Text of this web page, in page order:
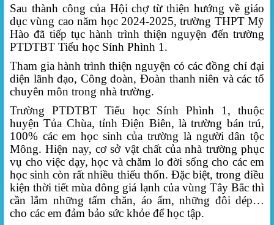
Sau thành công của Hội chợ từ thiện hướng về giáo
dục vùng cao năm học 2024-2025, trường THPT Mỹ
Hào đã tiếp tục hành trình thiện nguyện đến trường
PTDTBT Tiểu học Sính Phình 1.
Tham gia hành trình thiện nguyện có các đồng chí đại
diện lãnh đạo, Công đoàn, Đoàn thanh niên và các tổ
chuyên môn trong nhà trường.
Trường PTDTBT Tiểu học Sính Phình 1, thuộc
huyện Tủa Chùa, tỉnh Điện Biên, là trường bán trú,
100% các em học sinh của trường là người dân tộc
Mông. Hiện nay, cơ sở vật chất của nhà trường phục
vụ cho việc dạy, học và chăm lo đời sống cho các em
học sinh còn rất nhiều thiếu thốn. Đặc biệt, trong điều
kiện thời tiết mùa đông giá lạnh của vùng Tây Bắc thì
cần lắm những tấm chăn, áo ấm, những đôi dép…
cho các em đảm bảo sức khỏe để học tập.